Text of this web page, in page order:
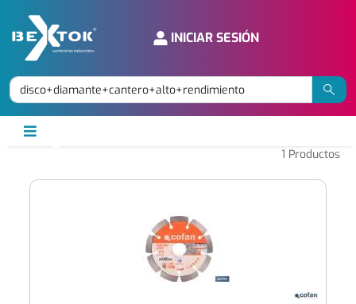
INICIAR SESIÓN
1 Productos